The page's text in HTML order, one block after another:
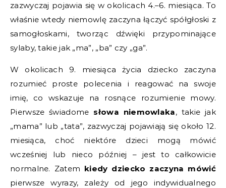
zazwyczaj pojawia się w okolicach 4.–6. miesiąca. To
właśnie wtedy niemowlę zaczyna łączyć spółgłoski z
samogłoskami, tworząc dźwięki przypominające
sylaby, takie jak „ma”, „ba” czy „ga”.
W okolicach 9. miesiąca życia dziecko zaczyna
rozumieć proste polecenia i reagować na swoje
imię, co wskazuje na rosnące rozumienie mowy.
Pierwsze świadome słowa niemowlaka, takie jak
„mama” lub „tata”, zazwyczaj pojawiają się około 12.
miesiąca, choć niektóre dzieci mogą mówić
wcześniej lub nieco później – jest to całkowicie
normalne. Zatem kiedy dziecko zaczyna mówić
pierwsze wyrazy, zależy od jego indywidualnego